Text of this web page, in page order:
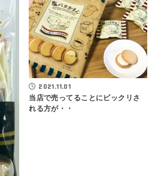
2021.11.01
当店で売ってることにビックリさ
れる方が・・